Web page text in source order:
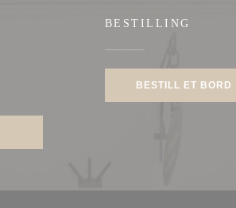
BESTILLING
BESTILL ET BORD